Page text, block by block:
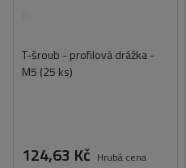
T-šroub - profilová drážka -
M5 (25 ks)
124,63 Kč Hrubá cena